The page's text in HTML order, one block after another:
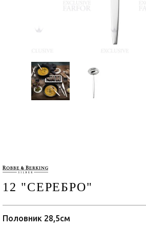
12 "СЕРЕБРО"
Половник 28,5см